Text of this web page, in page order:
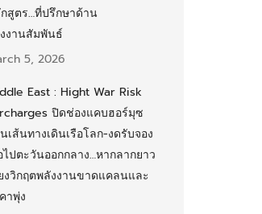
สูตร…ที่ปรึกษาด้าน
งานสัมพันธ์
5, 2026
East : Hight War Risk
ปิดช่องแคบฮอร์มุซ
เส้นทางเดินเรือโลก-งดรับจอง
ไปตะวันออกกลาง…หากลากยาว
งวิกฤตพลังงานขาดแคลนและ
าพุ่ง